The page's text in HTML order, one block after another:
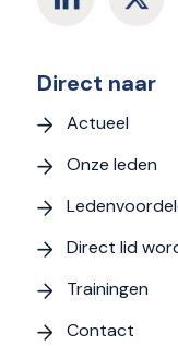
Direct naar
Actueel
Onze leden
Direct lid
Trainingen
Contact